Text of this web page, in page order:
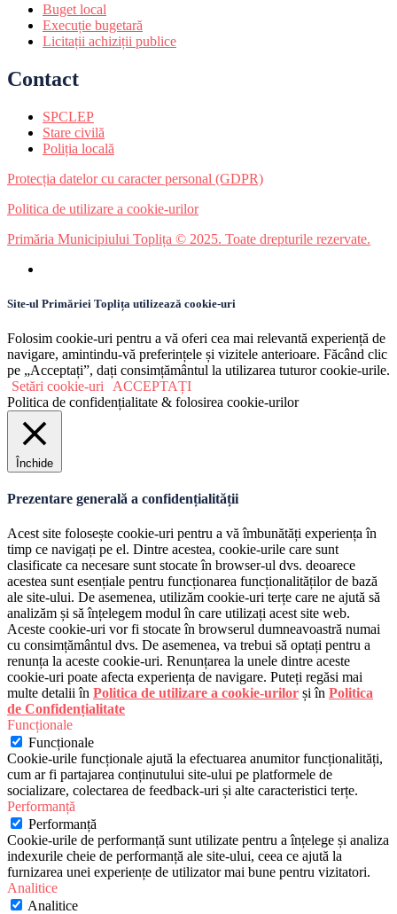
Buget local
Execuție bugetară
Licitații achiziții publice
Contact
SPCLEP
Stare civilă
Poliția locală
Protecția datelor cu caracter personal (GDPR)
Politica de utilizare a cookie-urilor
Primăria Municipiului Toplița © 2025. Toate drepturile rezervate.
Site-ul Primăriei Toplița utilizează cookie-uri
Folosim cookie-uri pentru a vă oferi cea mai relevantă experiență de
navigare, amintindu-vă preferințele și vizitele anterioare. Făcând clic
pe „Acceptați”, dați consimțământul la utilizarea tuturor cookie-urile.
Setări cookie-uri
ACCEPTAȚI
Politica de confidențialitate & folosirea cookie-urilor
Închide
Prezentare generală a confidențialității
Acest site folosește cookie-uri pentru a vă îmbunătăți experiența în
timp ce navigați pe el. Dintre acestea, cookie-urile care sunt
clasificate ca necesare sunt stocate în browser-ul dvs. deoarece
acestea sunt esențiale pentru funcționarea funcționalităților de bază
ale site-ului. De asemenea, utilizăm cookie-uri terțe care ne ajută să
analizăm și să înțelegem modul în care utilizați acest site web.
Aceste cookie-uri vor fi stocate în browserul dumneavoastră numai
cu consimțământul dvs. De asemenea, va trebui să optați pentru a
renunța la aceste cookie-uri. Renunțarea la unele dintre aceste
cookie-uri poate afecta experiența de navigare. Puteți regăsi mai
multe detalii în Politica de utilizare a cookie-urilor și în Politica
de Confidențialitate
Funcționale
Funcționale
Cookie-urile funcționale ajută la efectuarea anumitor funcționalități,
cum ar fi partajarea conținutului site-ului pe platformele de
socializare, colectarea de feedback-uri și alte caracteristici terțe.
Performanță
Performanță
Cookie-urile de performanță sunt utilizate pentru a înțelege și analiza
indexurile cheie de performanță ale site-ului, ceea ce ajută la
furnizarea unei experiențe de utilizator mai bune pentru vizitatori.
Analitice
Analitice